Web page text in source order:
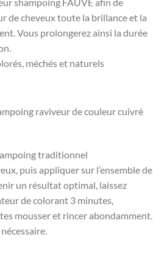
de cheveux toute la brillance et la
Vous prolongerez ainsi la durée
méchés et naturels
raviveur de couleur cuivré
traditionnel
puis appliquer sur l’ensemble de
un résultat optimal, laissez
de colorant 3 minutes,
mousser et rincer abondamment.